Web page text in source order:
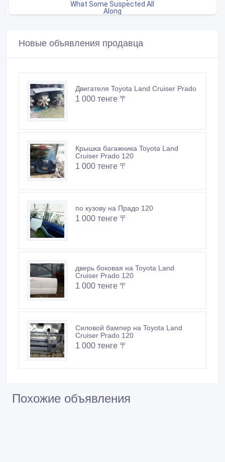
Новые объявления продавца
Двигателя Toyota Land Cruiser Prado
1 000 тенге 〒
Крышка багажника Toyota Land
Cruiser Prado 120
1 000 тенге 〒
по кузову на Прадо 120
1 000 тенге 〒
дверь боковая на Toyota Land
Cruiser Prado 120
1 000 тенге 〒
Силовой бампер на Toyota Land
Cruiser Prado 120
1 000 тенге 〒
Похожие объявления